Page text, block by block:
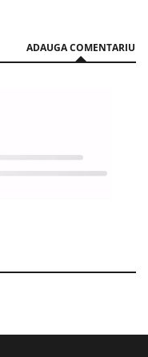
ADAUGA COMENTARIU